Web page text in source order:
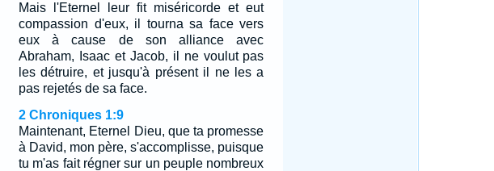
Mais l'Eternel leur fit miséricorde et eut
compassion d'eux, il tourna sa face vers
eux à cause de son alliance avec
Abraham, Isaac et Jacob, il ne voulut pas
les détruire, et jusqu'à présent il ne les a
pas rejetés de sa face.
2 Chroniques 1:9
Maintenant, Eternel Dieu, que ta promesse
à David, mon père, s'accomplisse, puisque
tu m'as fait régner sur un peuple nombreux